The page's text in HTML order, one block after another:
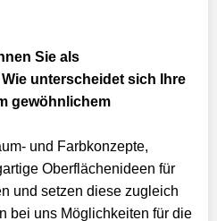
Sie als
unterscheidet sich Ihre
gewöhnlichem
und Farbkonzepte,
Oberflächenideen für
und setzen diese zugleich
bei uns Möglichkeiten für die